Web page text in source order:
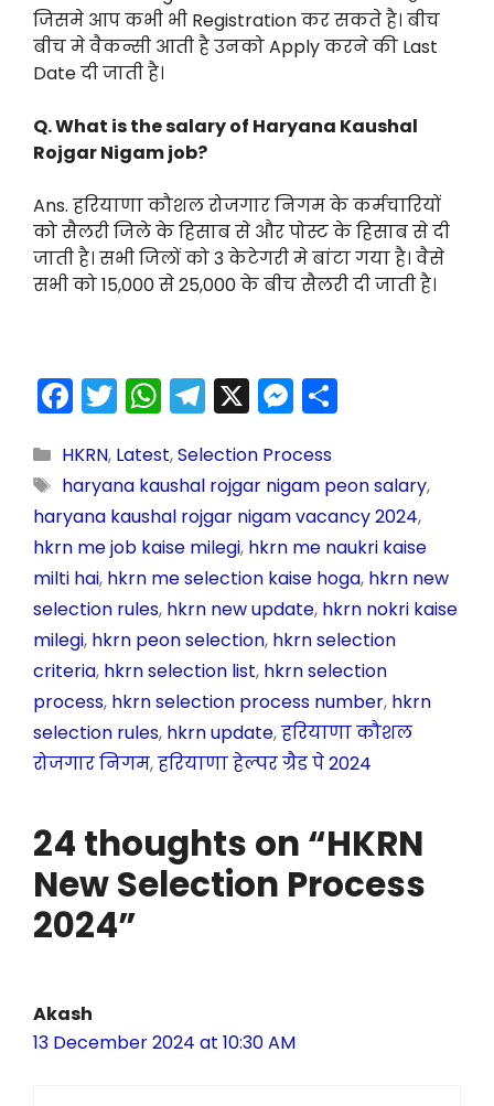
जिसमे आप कभी भी Registration कर सकते है। बीच
बीच मे वैकन्सी आती है उनको Apply करने की Last
Date दी जाती है।
Q. What is the salary of Haryana Kaushal
Rojgar Nigam job?
Ans. हरियाणा कौशल रोजगार निगम के कर्मचारियों
को सैलरी जिले के हिसाब से और पोस्ट के हिसाब से दी
जाती है। सभी जिलों को 3 केटेगरी मे बांटा गया है। वैसे
सभी को 15,000 से 25,000 के बीच सैलरी दी जाती है।
F
a
c
e
b
o
o
k
T
w
itt
er
W
h
a
ts
A
p
p
T
el
e
gr
a
m
X M
e
s
s
e
n
g
er
e
HKRN, Latest,Selection Process
haryana kaushal rojgar nigam peon salary,
haryana kaushal rojgar nigam vacancy 2024,
hkrn me job kaise milegi, hkrn me naukri kaise
milti hai, hkrn me selection kaise hoga, hkrn new
selection rules, hkrn new update, hkrn nokri kaise
milegi, hkrn peon selection, hkrn selection
criteria, hkrn selection list, hkrn selection
process, hkrn selection process number, hkrn
selection rules, hkrn update,हरियाणा कौशल
रोजगार निगम,हरियाणा हेल्पर ग्रैड पे 2024
24 thoughts on “HKRN
New Selection Process
2024”
Akash
13 December 2024 at 10:30 AM